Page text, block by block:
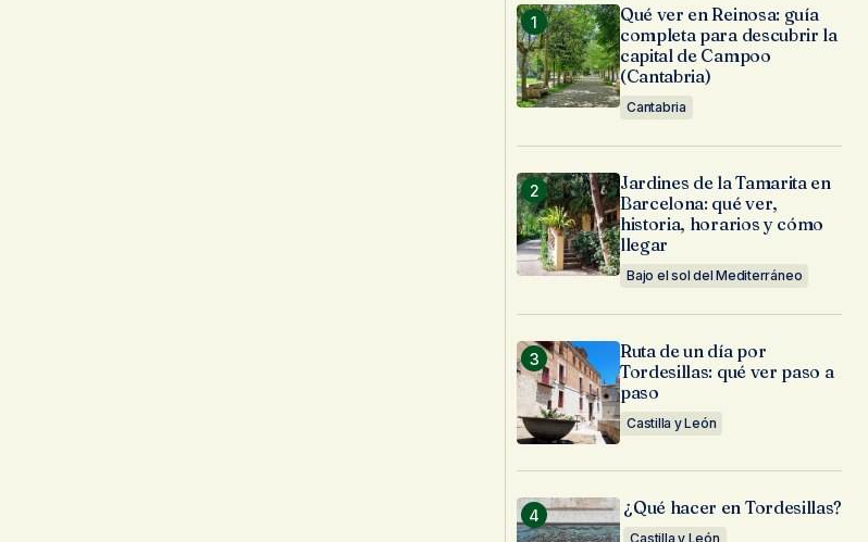
Qué ver en Reinosa: guía
completa para descubrir la
capital de Campoo
(Cantabria)
Cantabria
Jardines de la Tamarita en
Barcelona: qué ver,
historia, horarios y cómo
llegar
Bajo el sol del Mediterráneo
Ruta de un día por
Tordesillas: qué ver paso a
paso
Castilla y León
¿Qué hacer en Tordesillas?
Castilla y León